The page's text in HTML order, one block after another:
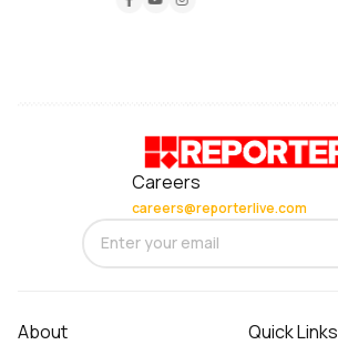
Careers
careers@reporterlive.com
About Quick Links